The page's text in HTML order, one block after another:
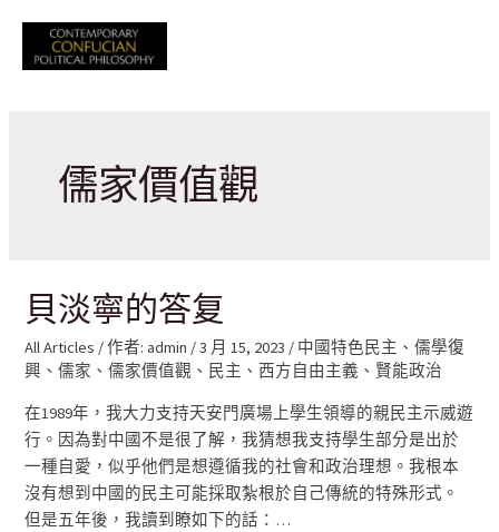
儒家價值觀
貝淡寧的答复
All Articles / 作者:admin /3 月 15, 2023 / 中國特色民主 、儒學復
興 、儒家 、儒家價值觀 、 民主 、西方自由主義 、 賢能政治
在1989年，我大力支持天安門廣場上學生領導的親民主示威遊
行。因為對中國不是很了解，我猜想我支持學生部分是出於
一種自愛，似乎他們是想遵循我的社會和政治理想。我根本
沒有想到中國的民主可能採取紮根於自己傳統的特殊形式。
但是五年後，我讀到瞭如下的話：…